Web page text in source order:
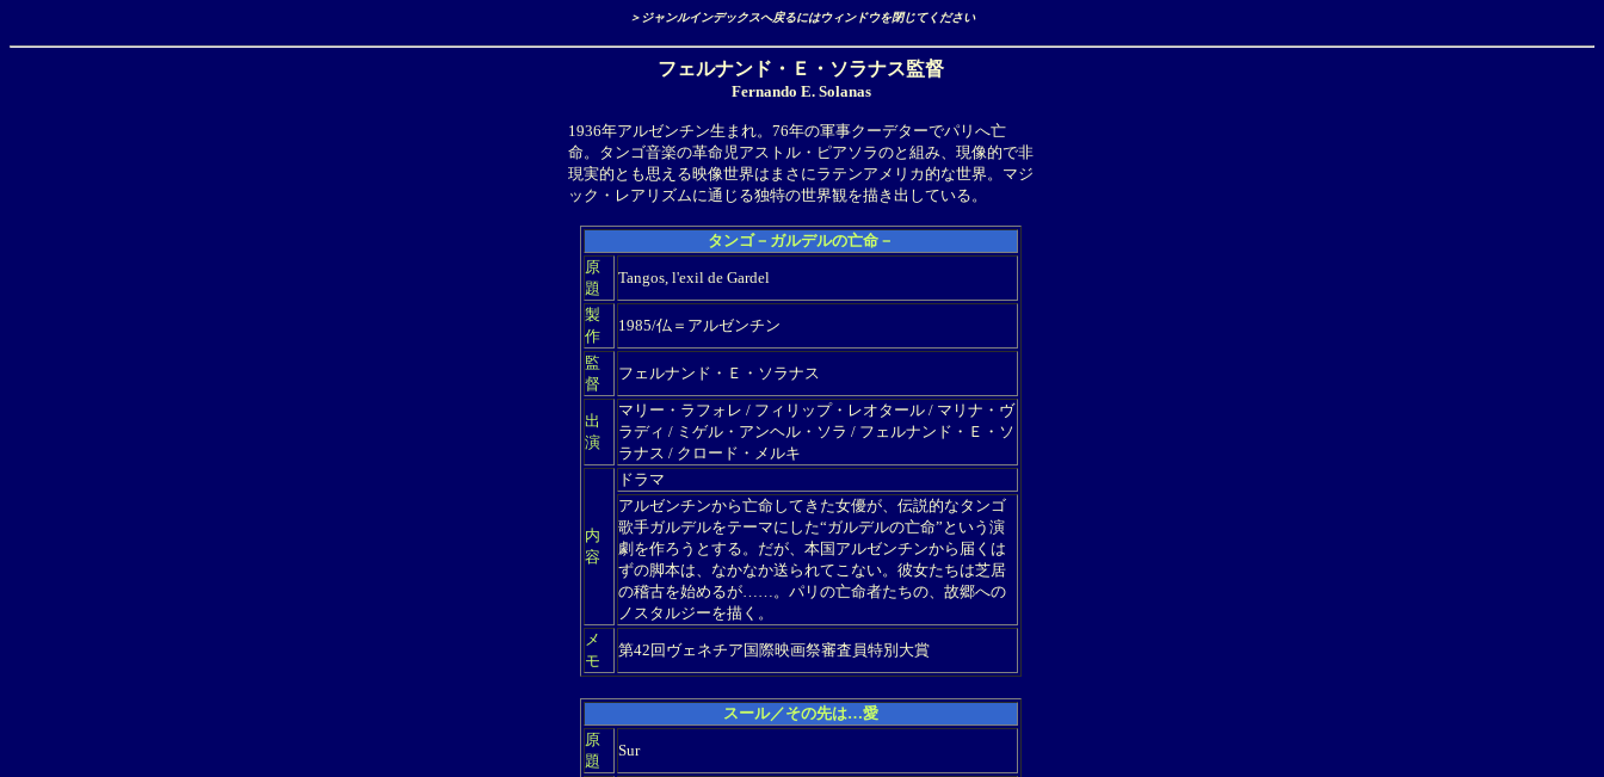
＞ジャンルインデックスへ戻るにはウィンドウを閉じてください
フェルナンド・Ｅ・ソラナス監督
Fernando E. Solanas
1936年アルゼンチン生まれ。76年の軍事クーデターでパリへ亡
命。タンゴ音楽の革命児アストル・ピアソラのと組み、現像的で非
現実的とも思える映像世界はまさにラテンアメリカ的な世界。マジ
ック・レアリズムに通じる独特の世界観を描き出している。
タンゴ－ガルデルの亡命－
原
題
Tangos, l'exil de Gardel
製
作
1985/仏＝アルゼンチン
監
督
フェルナンド・Ｅ・ソラナス
出
演
マリー・ラフォレ / フィリップ・レオタール / マリナ・ヴ
ラディ / ミゲル・アンヘル・ソラ / フェルナンド・Ｅ・ソ
ラナス / クロード・メルキ
内
容
ドラマ
アルゼンチンから亡命してきた女優が、伝説的なタンゴ
歌手ガルデルをテーマにした“ガルデルの亡命”という演
劇を作ろうとする。だが、本国アルゼンチンから届くは
ずの脚本は、なかなか送られてこない。彼女たちは芝居
の稽古を始めるが……。パリの亡命者たちの、故郷への
ノスタルジーを描く。
メ
モ
第42回ヴェネチア国際映画祭審査員特別大賞
スール／その先は…愛
原
題
Sur